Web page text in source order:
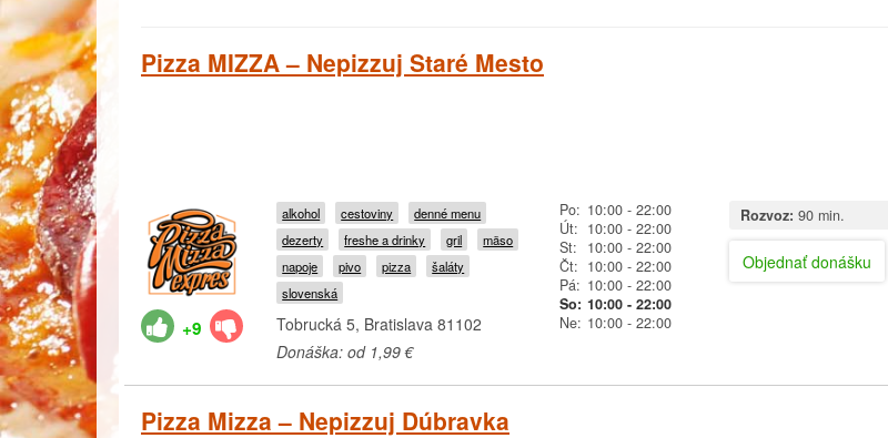
Pizza MIZZA – Nepizzuj Staré Mesto
+9
alkohol cestoviny
denné menu
dezerty
freshe a drinky gril
mäso
napoje
pivo pizza
šaláty
slovenská
Tobrucká 5, Bratislava 81102
Donáška: od 1,99 €
Po: 10:00- 22:00
Út: 10:00- 22:00
St:
10:00- 22:00
Čt: 10:00- 22:00
Pá: 10:00- 22:00
So: 10:00- 22:00
Ne: 10:00- 22:00
Rozvoz: 90 min.
Objednať donášku
Pizza Mizza – Nepizzuj Dúbravka